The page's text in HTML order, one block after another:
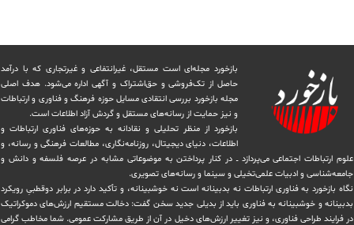
بازخورد مجله‌ای است مستقل، غیرانتفاعی و غیرتجاری که با درآمد
حاصل از تک‌فروشی و حق‌اشتراک و آگهی اداره می‌شود. ‏هدف اصلی
مجله بازخورد بررسی انتقادی مسایل حوزه فرهنگ و فناوری و ارتباطات
و نیز حمایت از رسانه‌های مستقل و‌ گردش ‏آزاد اطلاعات است.
بازخورد از منظر تحلیلی و نقادانه به حوزه‌های فناوری ارتباطات و
اطلاعات، دنیای دیجیتال، روزنامه‌نگاری، ‏مطالعات فرهنگی و رسانه، و
علوم ارتباطات اجتماعی می‌پردازد ــ در کنار پرداختن به موضوعاتی مشابه در عرصه فلسفه و دانش و
‏جامعه‌شناسی و ادبیات علمی‌تخیلی و سینما و رسانه‌های تصویری.
نگاه بازخورد به فناوری ارتباطات نه بدبینانه است نه خوشبینانه، و تأکید دارد ‏در برابر دوقطبیِ رویکرد
بدبینانه و خوشبینانه به فناوری باید از بدیلی جدید سخن گفت: دخالت مستقیم ارزش‌های دموکراتیک
در ‏فرایند طراحی فناوری، و نیز تغییر ارزش‌های دخيل در آن از طریق مشاركت عمومی. شما مخاطب گرامی